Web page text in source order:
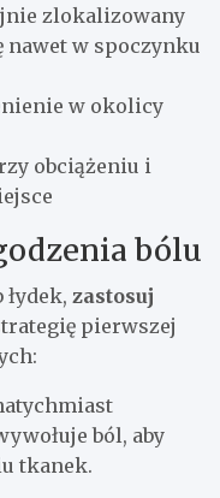
zlokalizowany
w spoczynku
w okolicy
obciążeniu i
bólu
zastosuj
pierwszej
ból, aby
tkanek.